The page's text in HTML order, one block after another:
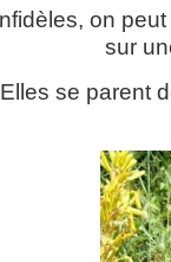
on
sur
Elles se parent